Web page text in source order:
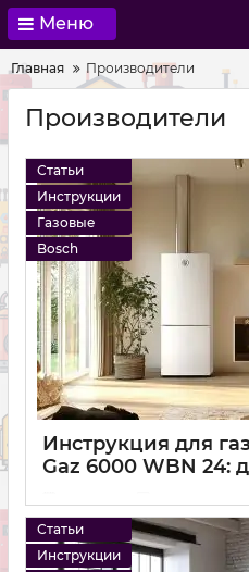
Меню
Главная Производители
Производители
Статьи
Инструкции
Газовые
Bosch
Инструкция для
Gaz 6000 WBN 24:
Статьи
Инструкции